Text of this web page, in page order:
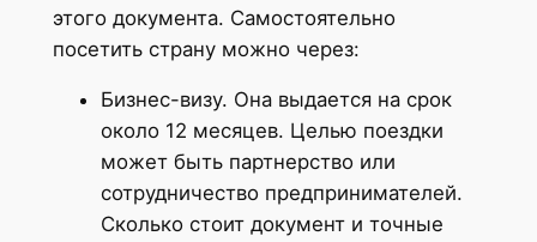
этого документа. Самостоятельно
посетить страну можно через:
Бизнес-визу. Она выдается на срок
около 12 месяцев. Целью поездки
может быть партнерство или
сотрудничество предпринимателей.
Сколько стоит документ и точные